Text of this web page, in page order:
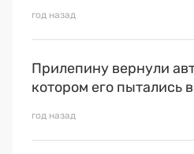
год назад
Прилепину вернули
котором его пытались
год назад